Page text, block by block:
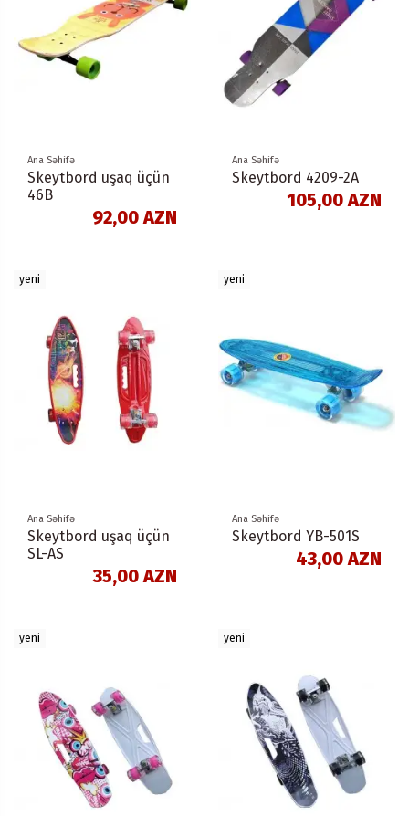
Ana Səhifə
Skeytbord uşaq üçün
46B
92,00 AZN
Ana Səhifə
Skeytbord 4209-2A
105,00 AZN
yeni
Ana Səhifə
Skeytbord uşaq üçün
SL-AS
35,00 AZN
yeni
Ana Səhifə
Skeytbord YB-501S
43,00 AZN
yeni yeni